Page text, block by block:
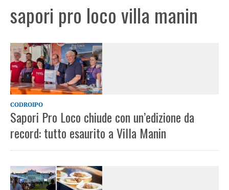
sapori pro loco villa manin
CODROIPO
Sapori Pro Loco chiude con un’edizione da
record: tutto esaurito a Villa Manin